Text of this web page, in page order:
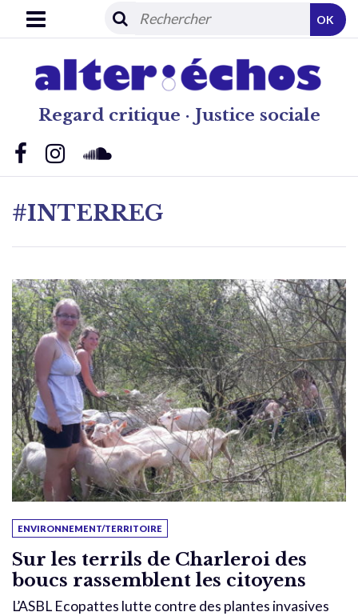
Regard critique · Justice sociale
OK
#INTERREG
ENVIRONNEMENT/TERRITOIRE
Sur les terrils de Charleroi des
boucs rassemblent les citoyens
L’ASBL Ecopattes lutte contre des plantes invasives